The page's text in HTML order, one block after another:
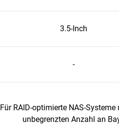
3.5-Inch
-
Für RAID-optimierte NAS-Systeme
unbegrenzten Anzahl an